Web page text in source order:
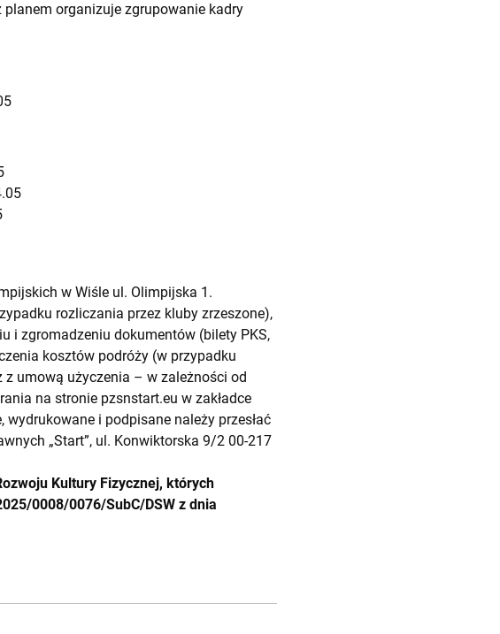
planem organizuje zgrupowanie kadry
w Wiśle ul. Olimpijska 1.
rozliczania przez kluby zrzeszone),
i zgromadzeniu dokumentów (bilety PKS,
kosztów podróży (w przypadku
umową użyczenia – w zależności od
na stronie pzsnstart.eu w zakładce
i podpisane należy przesłać
„Start”, ul. Konwiktorska 9/2 00-217
Kultury Fizycznej, których
0008/0076/SubC/DSW z dnia